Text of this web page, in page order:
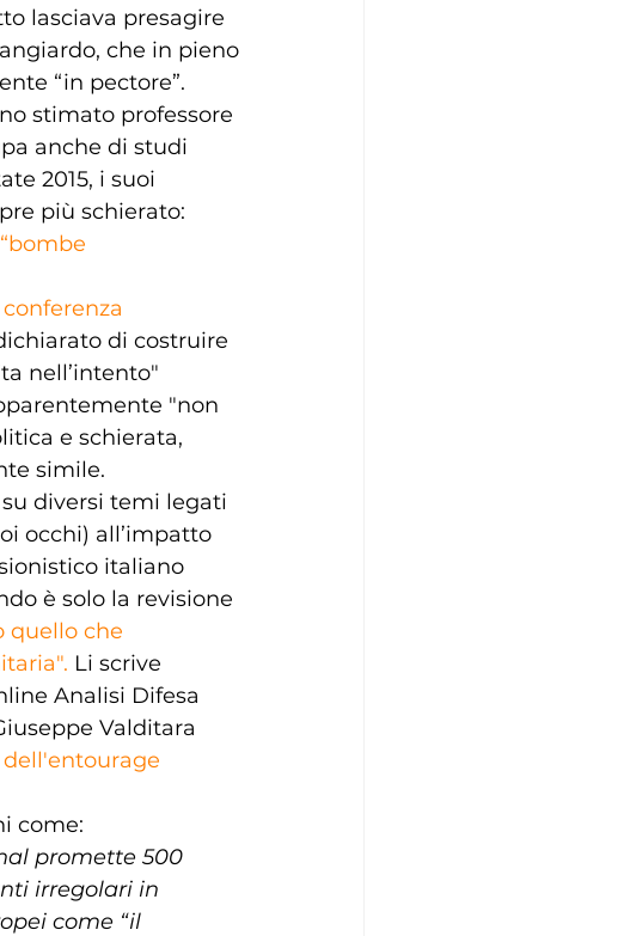
lasciava presagire
che in pieno
“in pectore”.
stimato professore
anche di studi
2015, i suoi
più schierato:
“bombe
conferenza
di costruire
nell’intento"
"non
e schierata,
simile.
diversi temi legati
occhi) all’impatto
italiano
è solo la revisione
quello che
Li scrive
Analisi Difesa
Valditara
come:
promette 500
irregolari in
come “il